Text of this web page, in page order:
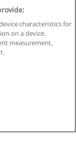
95610580: -
characteristics for
on a device.
measurement,